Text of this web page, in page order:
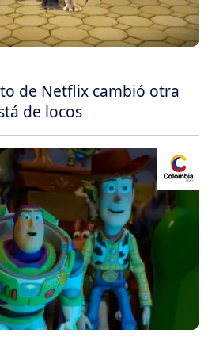
de Netflix cambió otra
de locos